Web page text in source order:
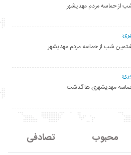
از حماسه مردم مهدیشهر
شب از حماسه مردم مهدیشهر
محبوب تصادفی